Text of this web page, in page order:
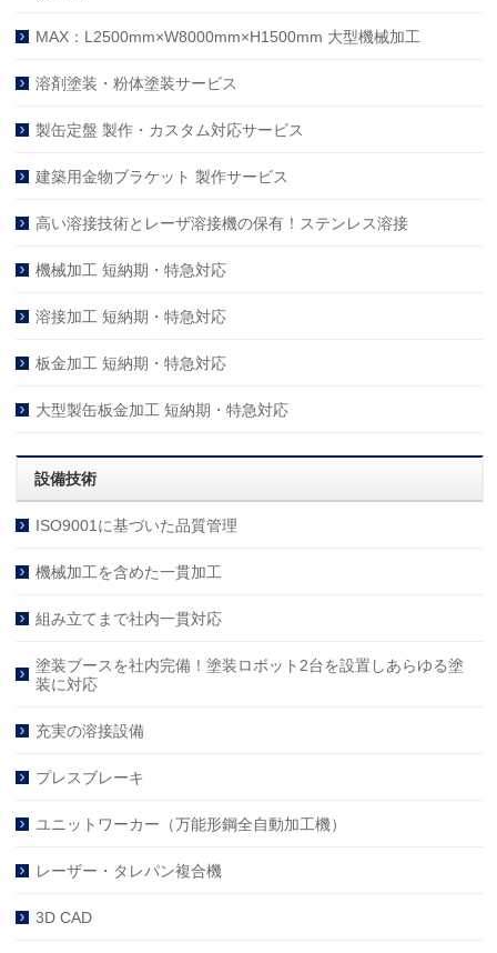
MAX：L2500mm×W8000mm×H1500mm 大型機械加工
溶剤塗装・粉体塗装サービス
製缶定盤 製作・カスタム対応サービス
建築用金物ブラケット 製作サービス
高い溶接技術とレーザ溶接機の保有！ステンレス溶接
機械加工 短納期・特急対応
溶接加工 短納期・特急対応
板金加工 短納期・特急対応
大型製缶板金加工 短納期・特急対応
設備技術
ISO9001に基づいた品質管理
機械加工を含めた一貫加工
組み立てまで社内一貫対応
塗装ブースを社内完備！塗装ロボット2台を設置しあらゆる塗
装に対応
充実の溶接設備
プレスブレーキ
ユニットワーカー（万能形鋼全自動加工機）
レーザー・タレパン複合機
3D CAD